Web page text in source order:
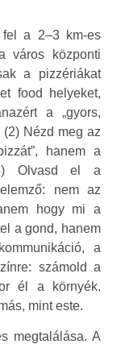
fel a 2–3 km-es
város központi
a pizzériákat
food helyeket,
a „gyors,
(2) Nézd meg az
hanem a
Olvasd el a
nem az
hogy mi a
a gond, hanem
a
számold a
él a környék.
mint este.
megtalálása. A